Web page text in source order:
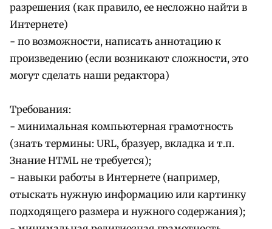
разрешения (как правило, ее несложно найти в
Интернете)
- по возможности, написать аннотацию к
произведению (если возникают сложности, это
могут сделать наши редактора)
Требования:
- минимальная компьютерная грамотность
(знать термины: URL, бразуер, вкладка и т.п.
Знание HTML не требуется);
- навыки работы в Интернете (например,
отыскать нужную информацию или картинку
подходящего размера и нужного содержания);